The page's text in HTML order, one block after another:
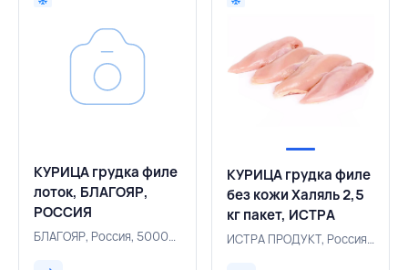
КУРИЦА грудка филе
лоток, БЛАГОЯР,
РОССИЯ
БЛАГОЯР, Россия, 500005067
КУРИЦА грудка филе
без кожи Халяль 2,5
кг пакет, ИСТРА
ПРОДУКТ, РОССИЯ
ИСТРА ПРОДУКТ, Россия, 500000902